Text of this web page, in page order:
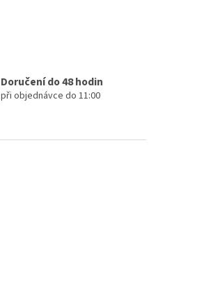
Doručení do 48 hodin
při objednávce do 11:00